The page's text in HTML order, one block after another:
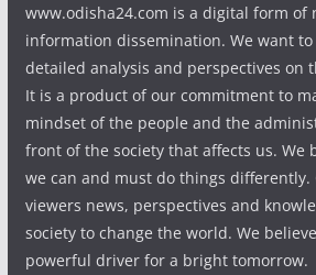
www.odisha24.com is a digital form of
information dissemination. We want
detailed analysis and perspectives on
It is a product of our commitment to
mindset of the people and the
front of the society that affects us. We
we can and must do things
viewers news, perspectives and
society to change the world. We
powerful driver for a bright tomorrow.